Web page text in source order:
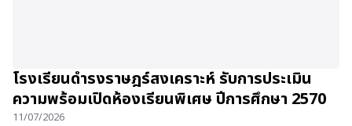
โรงเรียนดำรงราษฎร์สงเคราะห์ รับการประเมิน
ความพร้อมเปิดห้องเรียนพิเศษ ปีการศึกษา 2570
11/07/2026